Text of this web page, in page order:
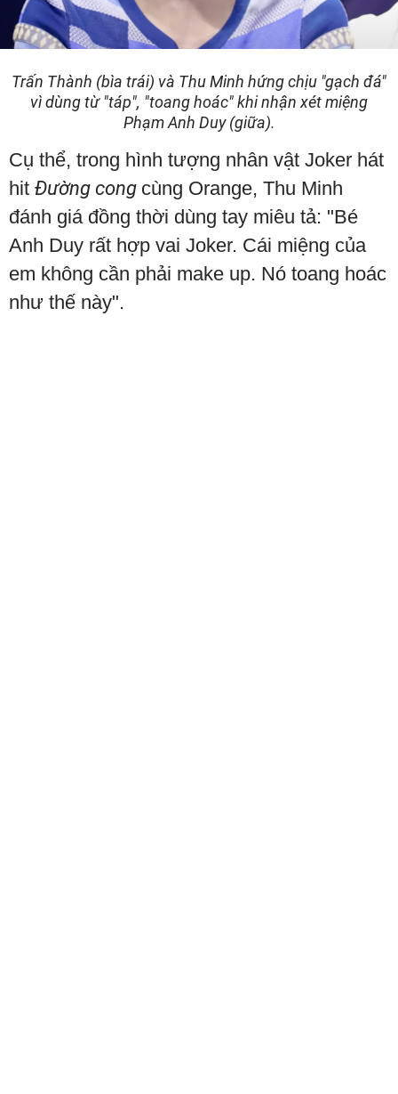
Trấn Thành (bìa trái) và Thu Minh hứng chịu "gạch đá"
vì dùng từ "táp", "toang hoác" khi nhận xét miệng
Phạm Anh Duy (giữa).
Cụ thể, trong hình tượng nhân vật Joker hát
hit Đường cong cùng Orange, Thu Minh
đánh giá đồng thời dùng tay miêu tả: "Bé
Anh Duy rất hợp vai Joker. Cái miệng của
em không cần phải make up. Nó toang hoác
như thế này".